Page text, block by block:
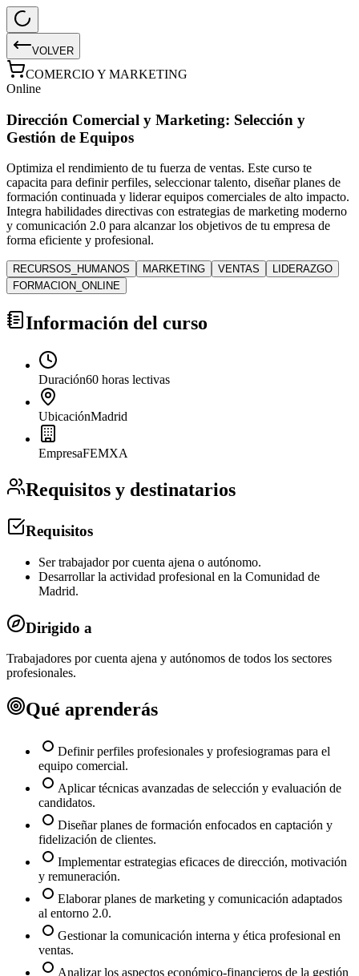
VOLVER
COMERCIO Y MARKETING
Online
Dirección Comercial y Marketing: Selección y
Gestión de Equipos
Optimiza el rendimiento de tu fuerza de ventas. Este curso te
capacita para definir perfiles, seleccionar talento, diseñar planes de
formación continuada y liderar equipos comerciales de alto impacto.
Integra habilidades directivas con estrategias de marketing moderno
y comunicación 2.0 para alcanzar los objetivos de tu empresa de
forma eficiente y profesional.
RECURSOS_HUMANOS MARKETING VENTAS
LIDERAZGO
FORMACION_ONLINE
Información del curso
Duración60 horas lectivas
UbicaciónMadrid
EmpresaFEMXA
Requisitos y destinatarios
Requisitos
Ser trabajador por cuenta ajena o autónomo.
Desarrollar la actividad profesional en la Comunidad de
Madrid.
Dirigido a
Trabajadores por cuenta ajena y autónomos de todos los sectores
profesionales.
Qué aprenderás
Definir perfiles profesionales y profesiogramas para el
equipo comercial.
Aplicar técnicas avanzadas de selección y evaluación de
candidatos.
Diseñar planes de formación enfocados en captación y
fidelización de clientes.
Implementar estrategias eficaces de dirección, motivación
y remuneración.
Elaborar planes de marketing y comunicación adaptados
al entorno 2.0.
Gestionar la comunicación interna y ética profesional en
ventas.
Analizar los aspectos económico-financieros de la gestión